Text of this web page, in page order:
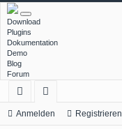
Download
Plugins
Dokumentation
Demo
Blog
Forum
ch
or
Anmelden Registrieren